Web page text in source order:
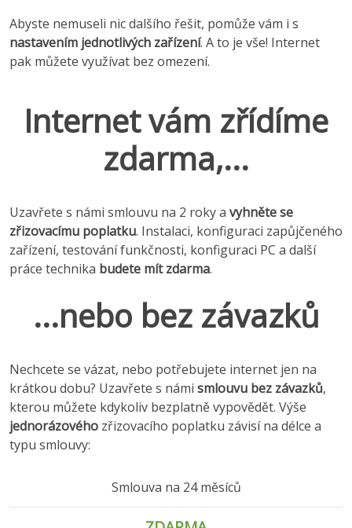
Abyste nemuseli nic dalšího řešit, pomůže vám i s
nastavením jednotlivých zařízení. A to je vše! Internet
pak můžete využívat bez omezení.
Internet vám zřídíme
zdarma,...
Uzavřete s námi smlouvu na 2 roky a vyhněte se
zřizovacímu poplatku. Instalaci, konfiguraci zapůjčeného
zařízení, testování funkčnosti, konfiguraci PC a další
práce technika budete mít zdarma.
...nebo bez závazků
Nechcete se vázat, nebo potřebujete internet jen na
krátkou dobu? Uzavřete s námi smlouvu bez závazků,
kterou můžete kdykoliv bezplatně vypovědět. Výše
jednorázového zřizovacího poplatku závisí na délce a
typu smlouvy:
Smlouva na 24 měsíců